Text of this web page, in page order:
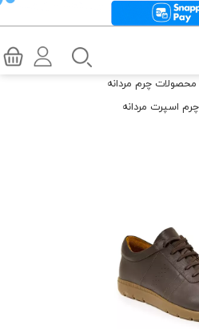
محصولات چرم مردانه
اسپرت مردانه